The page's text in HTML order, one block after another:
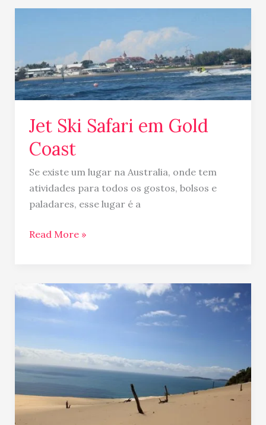
Jet Ski Safari em Gold
Coast
Se existe um lugar na Australia, onde tem
atividades para todos os gostos, bolsos e
paladares, esse lugar é a
em
Gold
Coast
Read More »
Rainbow
Beach
dunas
Carlo
Sandblow